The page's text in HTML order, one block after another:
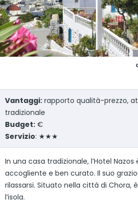
Vantaggi: rapporto qualità-prezzo,
tradizionale
Budget: €
Servizio: ★★★
In una casa tradizionale, l’Hotel
accogliente e ben curato. Il suo
rilassarsi. Situato nella città di Chora,
l’isola.